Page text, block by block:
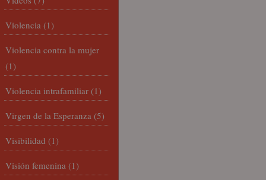
Violencia (1)
Violencia contra la mujer
(1)
Violencia intrafamiliar (1)
Virgen de la Esperanza (5)
Visibilidad (1)
Visión femenina (1)